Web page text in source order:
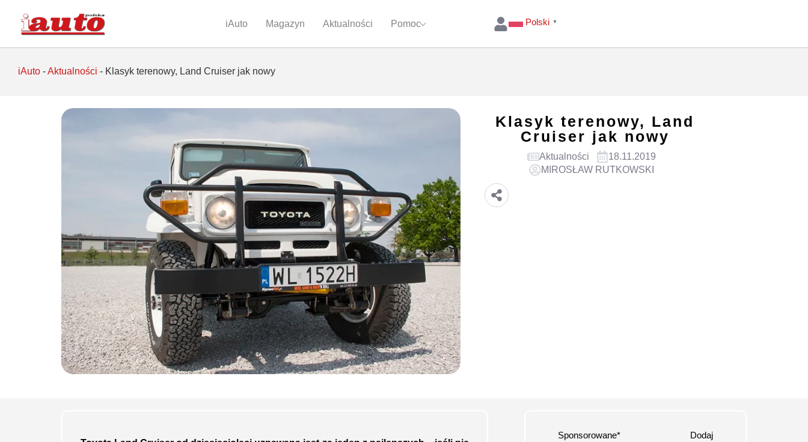
iAuto Magazyn Aktualności Pomoc Polski ▼
iAuto -Aktualności - Klasyk terenowy, Land Cruiser jak nowy
Klasyk terenowy, Land
Cruiser jak nowy
Aktualności
18.11.2019
MIROSŁAW RUTKOWSKI
Sponsorowane* Dodaj